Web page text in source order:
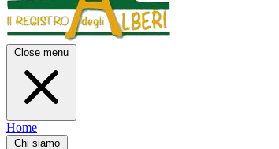
Close menu
Home
Chi siamo